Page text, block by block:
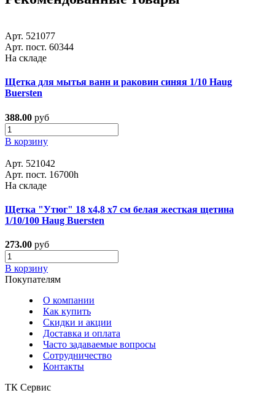
Арт. 521077
Арт. пост. 60344
На складе
Щетка для мытья ванн и раковин синяя 1/10 Haug
Buersten
388.00 руб
В корзину
Арт. 521042
Арт. пост. 16700h
На складе
Щетка "Утюг" 18 х4,8 х7 см белая жесткая щетина
1/10/100 Haug Buersten
273.00 руб
В корзину
Покупателям
О компании
Как купить
Скидки и акции
Доставка и оплата
Часто задаваемые вопросы
Сотрудничество
Контакты
ТК Сервис